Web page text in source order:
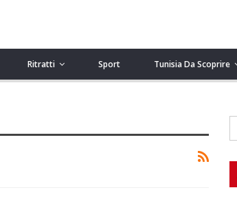
Ritratti Sport Tunisia Da Scoprire